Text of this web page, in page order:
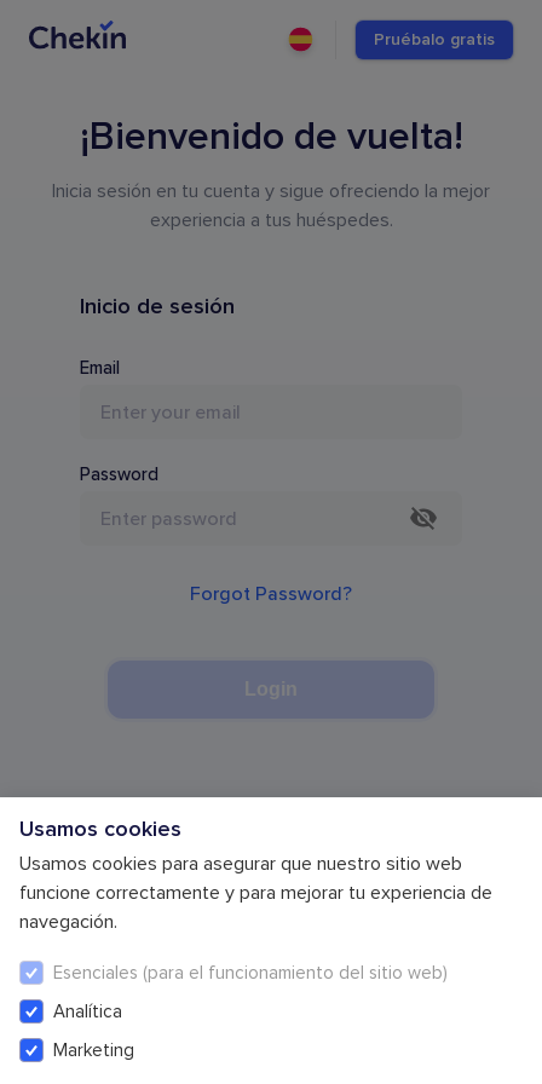
Pruébalo gratis
¡Bienvenido de vuelta!
Inicia sesión en tu cuenta y sigue ofreciendo la mejor
experiencia a tus huéspedes.
Inicio de sesión
Email
Password
Forgot Password?
Login
Política de Privacidad
Usamos cookies
Usamos cookies para asegurar que nuestro sitio web
funcione correctamente y para mejorar tu experiencia de
navegación.
Esenciales (para el funcionamiento del sitio web)
Analítica
Marketing